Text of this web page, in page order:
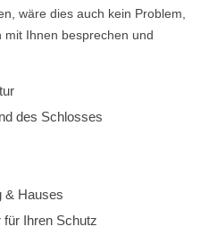
wäre dies auch kein Problem,
Ihnen besprechen und
des Schlosses
& Hauses
Ihren Schutz